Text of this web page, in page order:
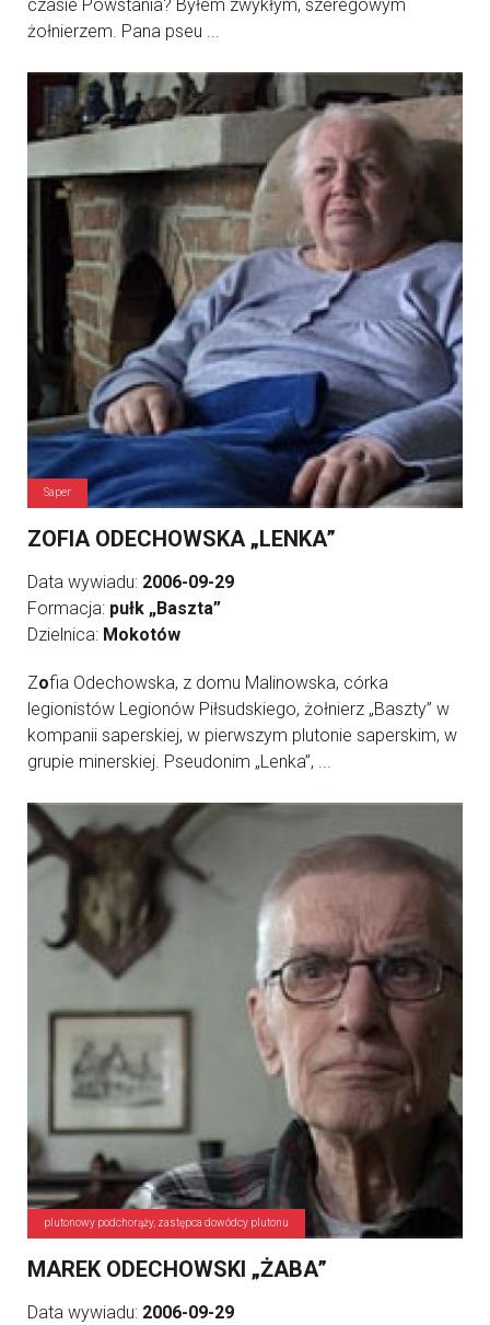
czasie Powstania? Byłem zwykłym, szeregowym
żołnierzem. Pana pseu ...
Saper
ZOFIA ODECHOWSKA „LENKA”
Data wywiadu: 2006-09-29
Formacja: pułk „Baszta”
Dzielnica: Mokotów
Zofia Odechowska, z domu Malinowska, córka
legionistów Legionów Piłsudskiego, żołnierz „Baszty” w
kompanii saperskiej, w pierwszym plutonie saperskim, w
grupie minerskiej. Pseudonim „Lenka”, ...
plutonowy podchorąży, zastępca dowódcy plutonu
MAREK ODECHOWSKI „ŻABA”
Data wywiadu: 2006-09-29